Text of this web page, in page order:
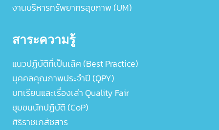
งานบริหารทรัพยากรสุขภาพ (UM)
สาระความรู้
แนวปฏิบัติที่เป็นเลิศ (Best Practice)
บุคคลคุณภาพประจำปี (QPY)
บทเรียนและเรื่องเล่า Quality Fair
ชุมชนนักปฏิบัติ (CoP)
ศิริราชเภสัชสาร